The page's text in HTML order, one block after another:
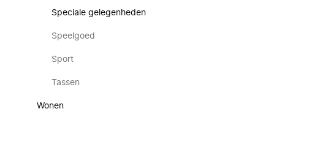
Speciale gelegenheden
Speelgoed
Sport
Tassen
Wonen